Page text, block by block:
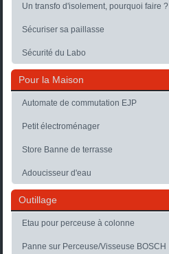
Un transfo d'isolement, pourquoi faire ?
Sécuriser sa paillasse
Sécurité du Labo
Pour la Maison
Automate de commutation EJP
Petit électroménager
Store Banne de terrasse
Adoucisseur d'eau
Outillage
Etau pour perceuse à colonne
Panne sur Perceuse/Visseuse BOSCH